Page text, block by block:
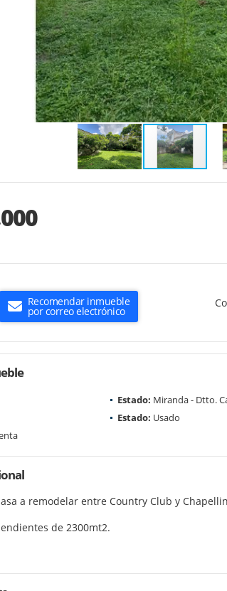
Recomendar inmueble
por correo electrónico
Estado: Miranda - Dtto.
Estado: Usado
a remodelar entre Country Club y
de 2300mt2.